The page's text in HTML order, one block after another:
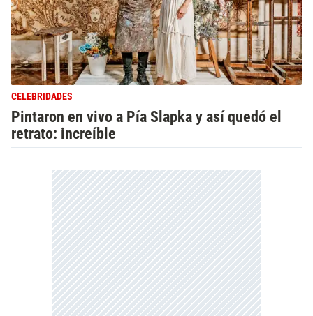
CELEBRIDADES
Pintaron en vivo a Pía Slapka y así quedó el
retrato: increíble